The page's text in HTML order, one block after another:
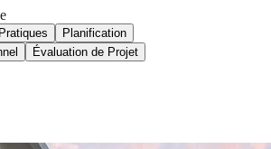
Planification
Évaluation de Projet